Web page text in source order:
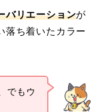
バリエーションが
落ち着いたカラー
でもウ